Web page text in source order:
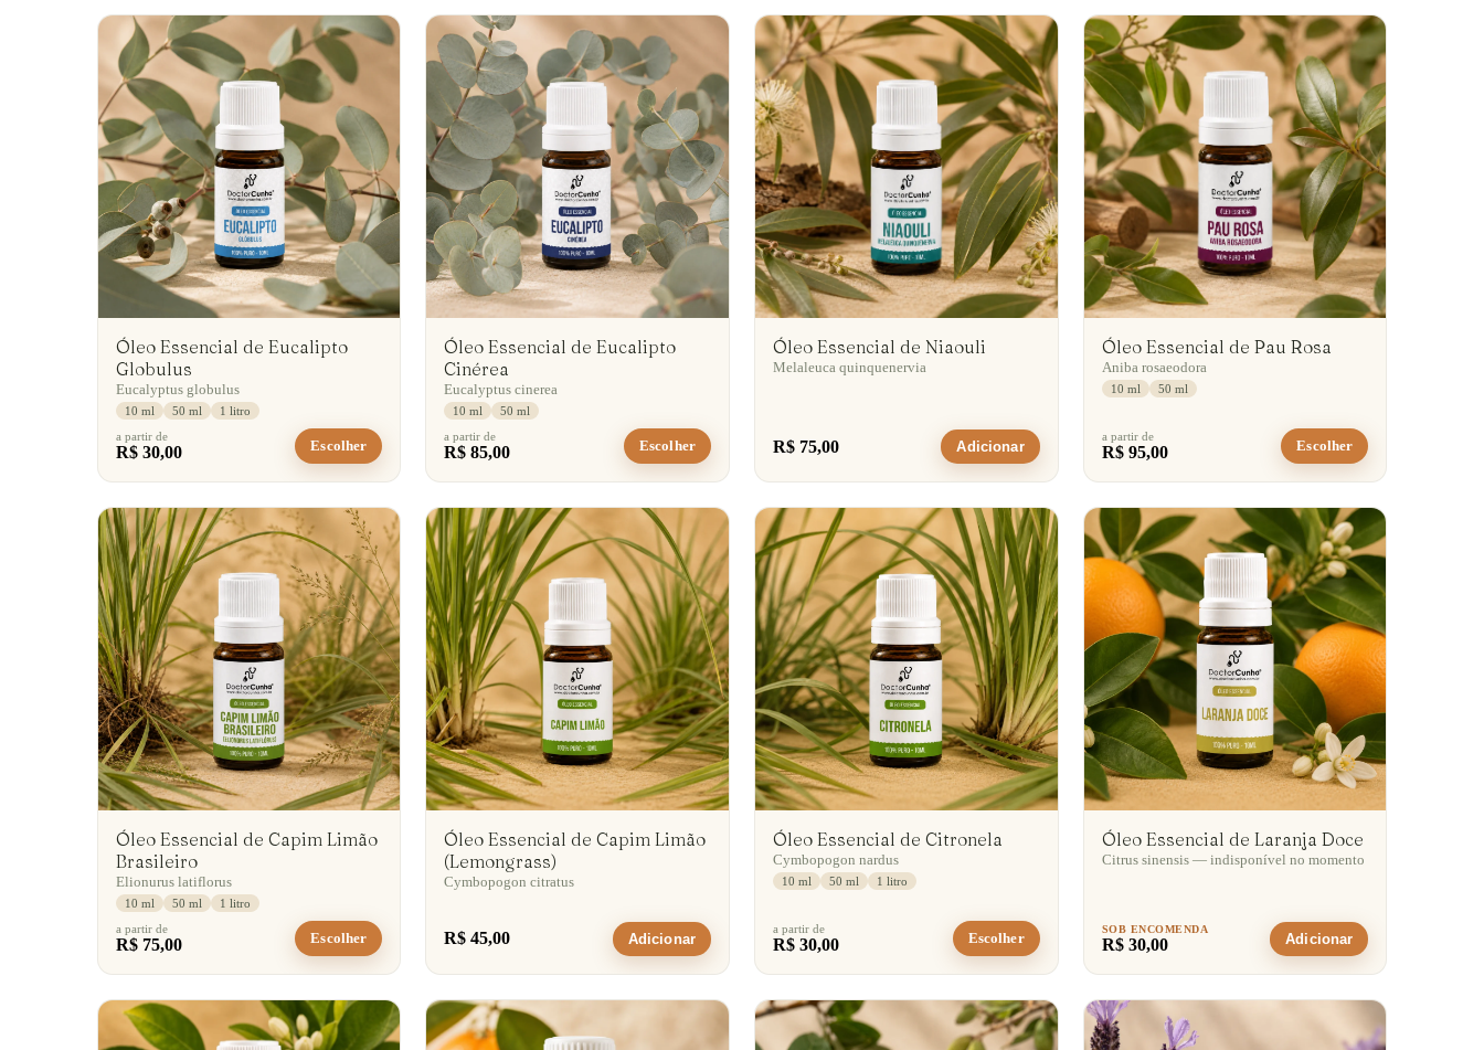
Óleo Essencial de Eucalipto
Globulus
Eucalyptus globulus
10 ml 50 ml
1 litro
a partir de
R$ 30,00 Escolher
Óleo Essencial de Eucalipto
Cinérea
Eucalyptus cinerea
10 ml
50 ml
a partir de
R$ 85,00 Escolher
Óleo Essencial de Niaouli
Melaleuca quinquenervia
R$ 75,00 Adicionar
Óleo Essencial de Pau Rosa
Aniba rosaeodora
10 ml 50 ml
a partir de
R$ 95,00 Escolher
Óleo Essencial de Capim Limão
Brasileiro
Elionurus latiflorus
10 ml 50 ml
1 litro
a partir de
R$ 75,00 Escolher
Óleo Essencial de Capim Limão
(Lemongrass)
Cymbopogon citratus
R$ 45,00 Adicionar
Óleo Essencial de Citronela
Cymbopogon nardus
10 ml 50 ml 1 litro
a partir de
R$ 30,00 Escolher
Óleo Essencial de Laranja Doce
Citrus sinensis — indisponível no momento
SOB ENCOMENDA
R$ 30,00 Adicionar